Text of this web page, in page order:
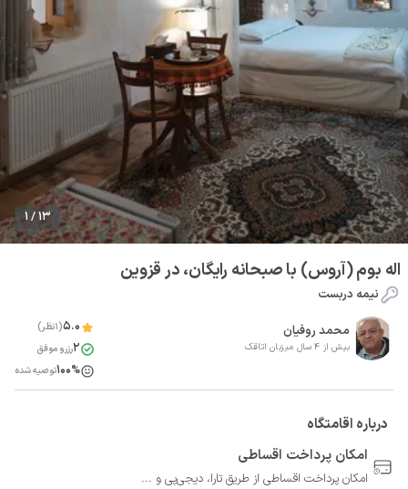
1 / 13
اله بوم (آروس) با صبحانه رایگان، در قزوین
نیمه دربست
محمد روفیان
بیش از 4 سال میزبان اتاقک
5.0(1نظر)
2رزرو موفق
100%توصیه شده
درباره اقامتگاه
امکان پرداخت اقساطی
امکان پرداخت اقساطی از طریق تارا، دیجی‌پی و ...